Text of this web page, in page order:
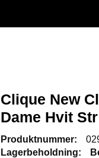
Clique New
Dame Hvit
Produktnummer:
Lagerbeholdning: